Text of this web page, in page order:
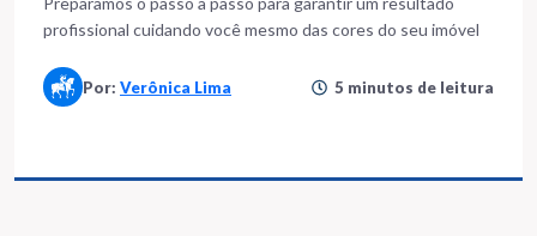
profissional cuidando você mesmo das cores do seu imóvel
Por: Verônica Lima 5 minutos de leitura